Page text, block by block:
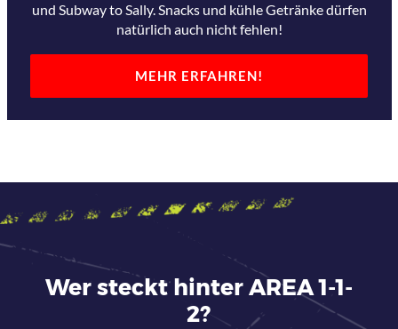
und Subway to Sally. Snacks und kühle Getränke dürfen
natürlich auch nicht fehlen!
MEHR ERFAHREN!
Wer steckt hinter AREA 1-1-
2?